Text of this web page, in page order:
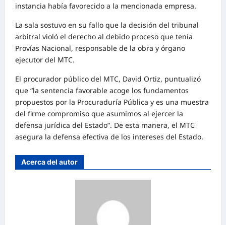
instancia había favorecido a la mencionada empresa.
La sala sostuvo en su fallo que la decisión del tribunal
arbitral violó el derecho al debido proceso que tenía
Provías Nacional, responsable de la obra y órgano
ejecutor del MTC.
El procurador público del MTC, David Ortiz, puntualizó
que “la sentencia favorable acoge los fundamentos
propuestos por la Procuraduría Pública y es una muestra
del firme compromiso que asumimos al ejercer la
defensa jurídica del Estado”. De esta manera, el MTC
asegura la defensa efectiva de los intereses del Estado.
Acerca del autor